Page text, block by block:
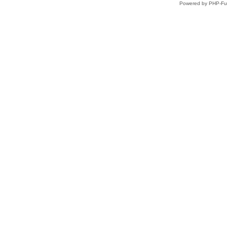
Powered by PHP-